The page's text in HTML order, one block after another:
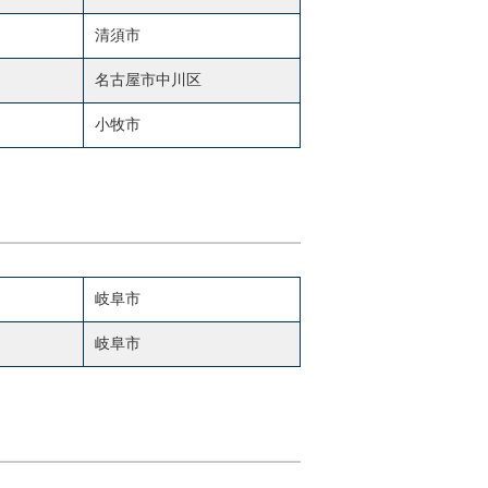
清須市
名古屋市中川区
小牧市
岐阜市
岐阜市